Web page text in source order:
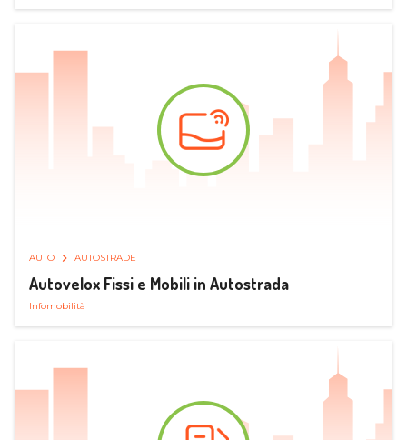
AUTO AUTOSTRADE
Autovelox Fissi e Mobili in Autostrada
Infomobilità